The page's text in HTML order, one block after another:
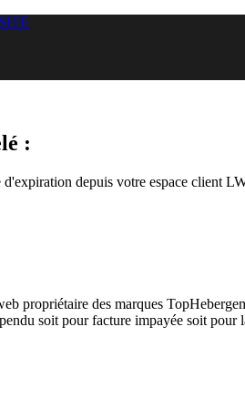
:
depuis votre espace client
propriétaire des marques
soit pour facture impayée soit